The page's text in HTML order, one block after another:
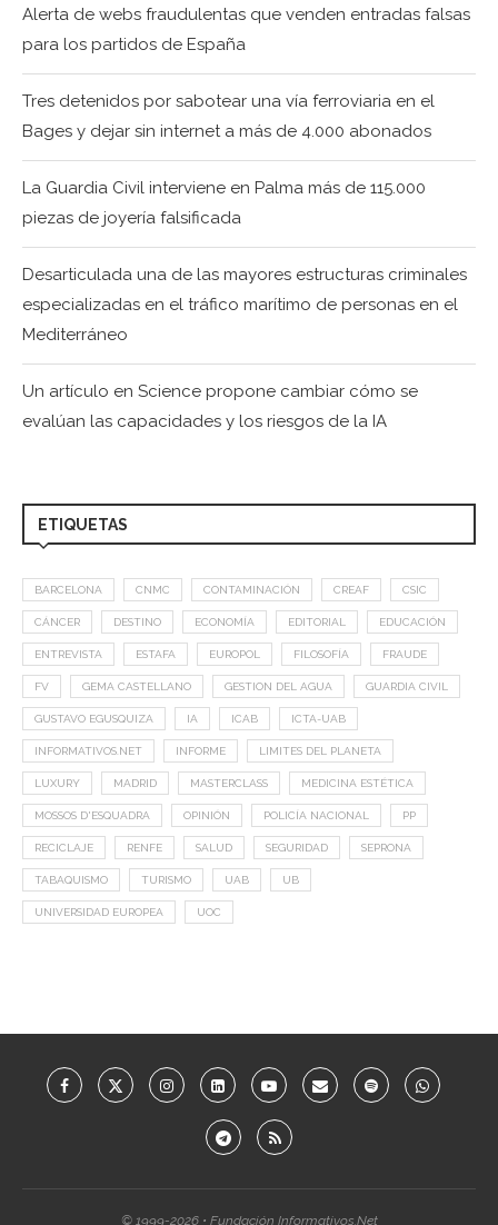
Alerta de webs fraudulentas que venden entradas falsas
para los partidos de España
Tres detenidos por sabotear una vía ferroviaria en el
Bages y dejar sin internet a más de 4.000 abonados
La Guardia Civil interviene en Palma más de 115.000
piezas de joyería falsificada
Desarticulada una de las mayores estructuras criminales
especializadas en el tráfico marítimo de personas en el
Mediterráneo
Un artículo en Science propone cambiar cómo se
evalúan las capacidades y los riesgos de la IA
ETIQUETAS
BARCELONA CNMC CONTAMINACIÓN CREAF CSIC
CÁNCER DESTINO ECONOMÍA EDITORIAL EDUCACIÓN
ENTREVISTA ESTAFA EUROPOL FILOSOFÍA FRAUDE
FV GEMA CASTELLANO GESTION DEL AGUA GUARDIA CIVIL
GUSTAVO EGUSQUIZA IA ICAB ICTA-UAB
INFORMATIVOS.NET INFORME LIMITES DEL PLANETA
LUXURY MADRID MASTERCLASS MEDICINA ESTÉTICA
MOSSOS D'ESQUADRA OPINIÓN POLICÍA NACIONAL PP
RECICLAJE RENFE SALUD SEGURIDAD SEPRONA
TABAQUISMO TURISMO UAB UB
UNIVERSIDAD EUROPEA UOC
© 1999-2026 • Fundación Informativos.Net